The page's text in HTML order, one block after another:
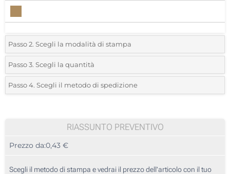
Passo 2. Scegli la modalità di stampa
*Seleziona la posizione di stampa e il colore del vostro logo:
1 Colore (Parte superiore)
Stampa digitale (Parte superiore)
Passo 3. Scegli la quantità
*Quantità desiderata:
50
125
Passo 4. Scegli il metodo di spedizione
RIASSUNTO PREVENTIVO
Prezzo da:0,43 €
Scegli il metodo di stampa e vedrai il prezzo dell'articolo con il tuo